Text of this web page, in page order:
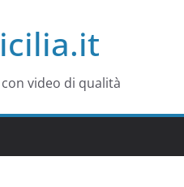
video di qualità